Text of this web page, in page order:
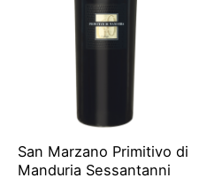
San Marzano Primitivo di
Manduria Sessantanni